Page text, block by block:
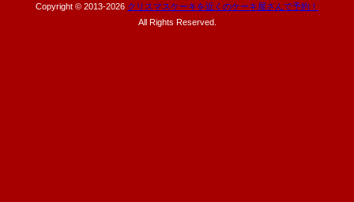
Copyright © 2013-2026 クリスマスケーキを近くのケーキ屋さんで予約！
All Rights Reserved.